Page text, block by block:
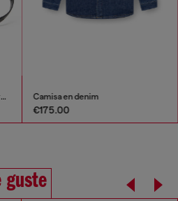
Grab-D-Bolso hobo pequeño arrugado Camisa en denim
€175.00
guste